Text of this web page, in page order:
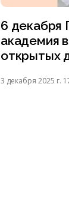
6 декабря
академия
открытых
3 декабря 2025 г.